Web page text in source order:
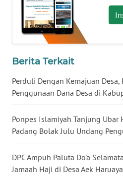
Berita Terkait
Perduli Dengan Kemajuan
Penggunaan Dana Desa di
Ponpes Islamiyah Tanjung Ubar
Padang Bolak Julu Undang
DPC Ampuh Paluta Do'a
Jamaah Haji di Desa Aek
KALSEL
WN
SULSEL
GORONTALO
SULUT